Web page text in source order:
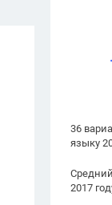
36
языку
2017